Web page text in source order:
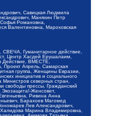
Савицкая Людмила
Маняхин Петр
Романовна,
Валентиновна, Мароховская
Гуманитарное действие,
Центр Хасдей Ерушалаим,
Действие, ВМЕСТЕ,
Проект Апрель, Самарская
группа, Женщины Евразии,
инициатив и социального
северных стран,
свободы прессы, Гражданский
Женсовет,
Ривина Анна
Барахоев Магомед
Лев Александрович,
Марина Владимировна,